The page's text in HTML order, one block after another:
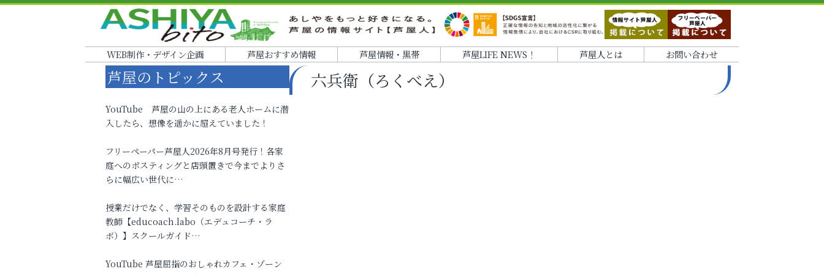
WEB制作・デザイン企画 芦屋おすすめ情報 芦屋情報・黒帯 芦屋LIFE NEWS！ 芦屋人とは お問い合わせ
六兵衛（ろくべえ）
芦屋のトピックス
YouTube 芦屋の山の上にある老人ホームに潜
入したら、想像を遥かに超えていました！
フリーペーパー芦屋人2026年8月号発行！各家
庭へのポスティングと店頭置きで今までよりさ
らに幅広い世代に…
授業だけでなく、学習そのものを設計する家庭
教師【educoach.labo（エデュコーチ・ラ
ボ）】スクールガイド…
YouTube 芦屋屈指のおしゃれカフェ・ゾーン